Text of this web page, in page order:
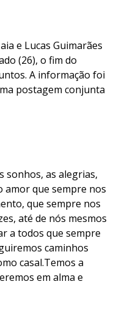
e Lucas Guimarães
(26), o fim do
A informação foi
postagem conjunta
sonhos, as alegrias,
amor que sempre nos
que sempre nos
até de nós mesmos
a todos que sempre
caminhos
casal.Temos a
em alma e